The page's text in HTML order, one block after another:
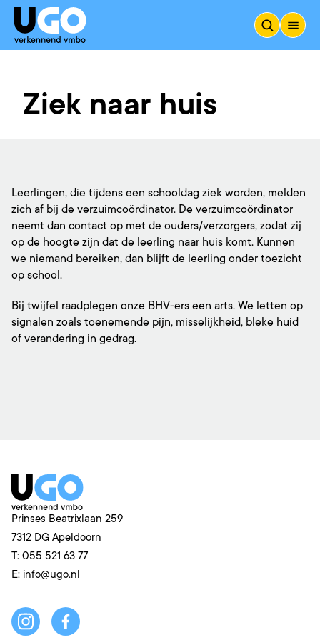
Ziek naar huis
Leerlingen, die tijdens een schooldag ziek worden, melden
zich af bij de verzuimcoördinator. De verzuimcoördinator
neemt dan contact op met de ouders/verzorgers, zodat zij
op de hoogte zijn dat de leerling naar huis komt. Kunnen
we niemand bereiken, dan blijft de leerling onder toezicht
op school.
Bij twijfel raadplegen onze BHV-ers een arts. We letten op
signalen zoals toenemende pijn, misselijkheid, bleke huid
of verandering in gedrag.
Prinses Beatrixlaan 259
7312 DG Apeldoorn
T: 055 521 63 77
E: info@ugo.nl